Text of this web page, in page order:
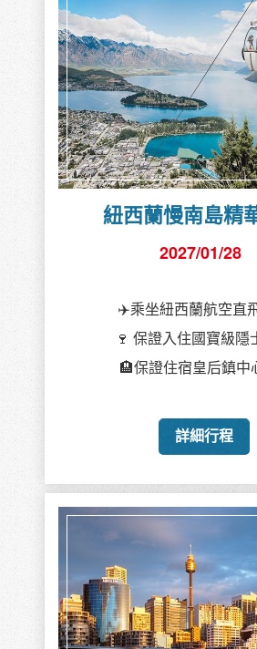
紐西蘭慢南島精
2027/01/28
✈️乘坐紐西蘭航空直
🍷 保證入住國寶級隱
🏨保證住宿皇后鎮中
詳細行程